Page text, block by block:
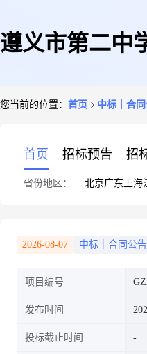
遵义市第二中
您当前的位置： 首页 中标｜合
首页 招标预告 招
省份地区： 北京广东 上海
2026-08-07 中标｜合同公告
项目编号
发布时间
投标截止时间